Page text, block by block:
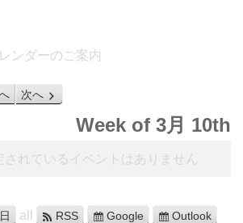
ンダーのご案内
次へ
Week of 3月 10th
されているイベントはありません
all RSS Google Outlook